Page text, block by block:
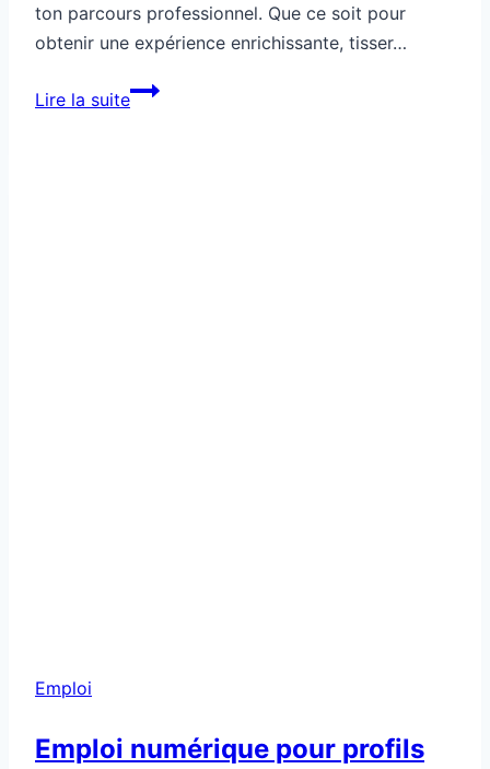
ton parcours professionnel. Que ce soit pour
obtenir une expérience enrichissante, tisser…
Lire la suiteComment
Emploi
Emploi numérique pour profils